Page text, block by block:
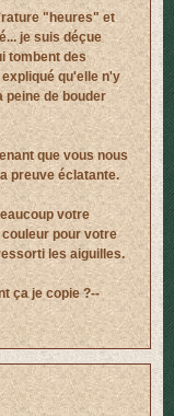
"heures" et
je suis déçue
tombent des
qu'elle n'y
peine de bouder
que vous nous
preuve éclatante.
votre
pour votre
les aiguilles.
ça je copie ?--